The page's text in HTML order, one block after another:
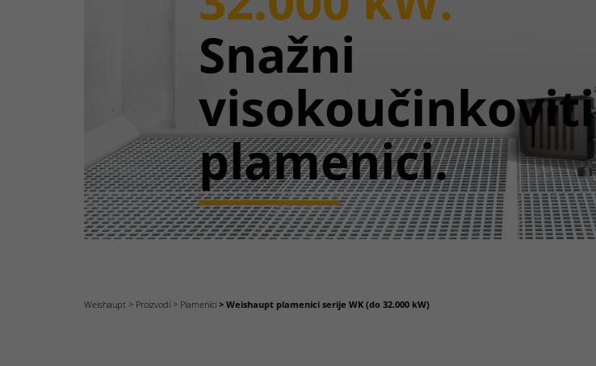
Snažni
visokoučinkoviti
plamenici.
Weishaupt Proizvodi Plamenici Weishaupt plamenici serije WK (do 32.000 kW)